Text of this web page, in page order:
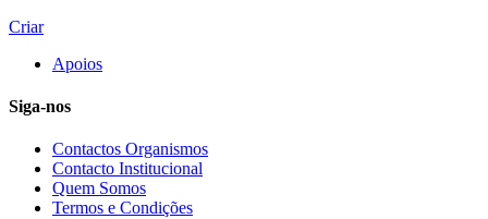
Criar
Apoios
Siga-nos
Contactos Organismos
Contacto Institucional
Quem Somos
Termos e Condições